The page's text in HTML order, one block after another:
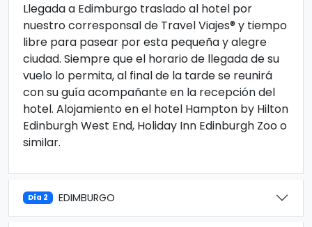
Llegada a Edimburgo traslado al hotel por
nuestro corresponsal de Travel Viajes® y tiempo
libre para pasear por esta pequeña y alegre
ciudad. Siempre que el horario de llegada de su
vuelo lo permita, al final de la tarde se reunirá
con su guía acompañante en la recepción del
hotel. Alojamiento en el hotel Hampton by Hilton
Edinburgh West End, Holiday Inn Edinburgh Zoo o
similar.
Día 2 EDIMBURGO